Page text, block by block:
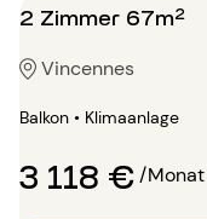
2 Zimmer 67m²
Vincennes
Balkon • Klimaanlage
3 118 €/Monat